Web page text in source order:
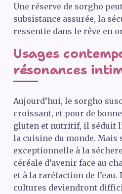
Une réserve de sorgho
subsistance assurée, la
ressentie dans le rêve en
Usages
résonances
Aujourd’hui, le sorgho
croissant, et pour de
gluten et nutritif, il séduit
la cuisine du monde. Mais
exceptionnelle à la
céréale d’avenir face au
et à la raréfaction de l’eau.
cultures deviendront